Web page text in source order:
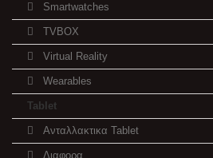
Smartwatches
TVBOX
Virtual Reality
Wearables
Tablet
Ανταλλακτικα Tablet
Διαφορα